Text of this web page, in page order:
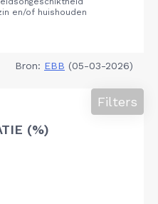
Bron: EBB (05-03-2026)
(%)
Filters